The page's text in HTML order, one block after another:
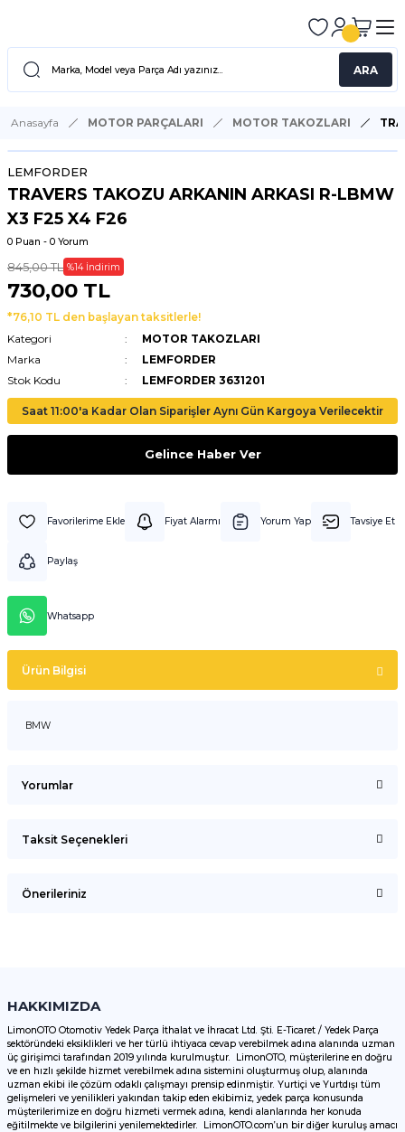
ARA
Anasayfa MOTOR PARÇALARI MOTOR TAKOZLARI
LEMFORDER
TRAVERS TAKOZU ARKANIN ARKASI R-LBMW
X3 F25 X4 F26
0 Puan - 0 Yorum
845,00 TL %14 İndirim
730,00 TL
*76,10 TL den başlayan taksitlerle!
Kategori
MOTOR TAKOZLARI
Marka
LEMFORDER
Stok Kodu
LEMFORDER 3631201
Saat 11:00'a Kadar Olan Siparişler Aynı Gün Kargoya Verilecektir
Gelince Haber Ver
Fiyat Alarmı Yorum Yap Tavsiye Et
Paylaş
Whatsapp
Ürün Bilgisi
BMW
Yorumlar
Taksit Seçenekleri
Önerileriniz
Görüş ve önerileriniz için teşekkür ederiz.
Ürün resmi kalitesiz, bozuk veya görüntülenemiyor.
Ürün açıklamasında eksik bilgiler bulunuyor.
Ürün bilgilerinde hatalar bulunuyor.
Ürün fiyatı diğer sitelerden daha pahalı.
HAKKIMIZDA
LimonOTO Otomotiv Yedek Parça İthalat ve İhracat Ltd. Şti. E-Ticaret / Yedek Parça
sektöründeki eksiklikleri ve her türlü ihtiyaca cevap verebilmek adına alanında uzman
üç girişimci tarafından 2019 yılında kurulmuştur. LimonOTO, müşterilerine en doğru
ve en hızlı şekilde hizmet verebilmek adına sistemini oluşturmuş olup, alanında
uzman ekibi ile çözüm odaklı çalışmayı prensip edinmiştir. Yurtiçi ve Yurtdışı tüm
gelişmeleri ve yenilikleri yakından takip eden ekibimiz, yedek parça konusunda
müşterilerimize en doğru hizmeti vermek adına, kendi alanlarında her konuda
eğitilmekte ve bilgilerini yenilemektedirler. LimonOTO.com’un bir diğer kuruluş amacı